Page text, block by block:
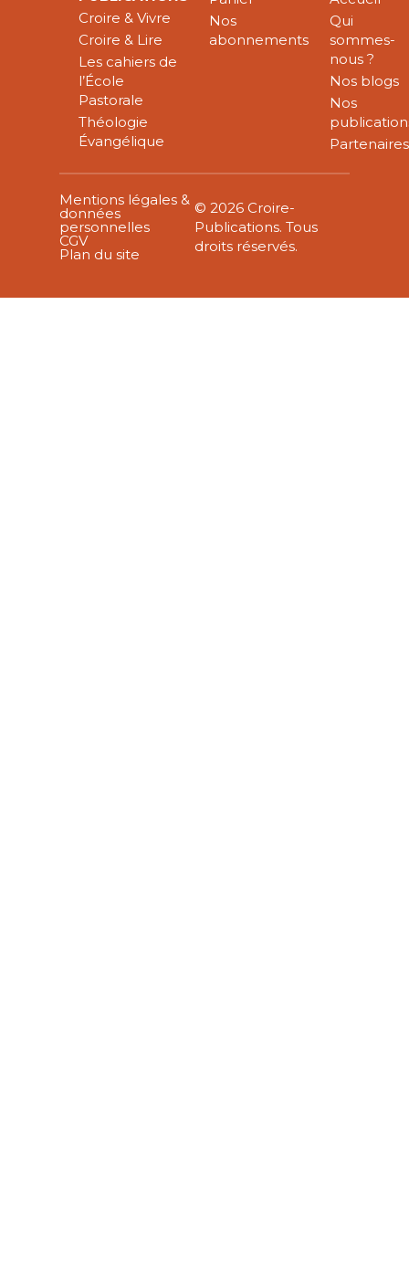
Croire & Vivre
Croire & Lire
Les cahiers de
l’École
Pastorale
Théologie
Évangélique
Nos
abonnements
Qui
sommes-
nous ?
Nos blogs
Nos
Partenaires
Mentions légales &
données
personnelles
CGV
Plan du site
© 2026 Croire-
Publications. Tous
droits réservés.